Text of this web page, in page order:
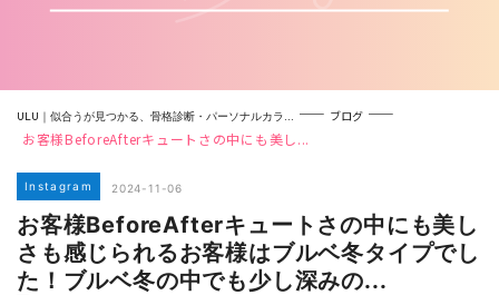
ULU｜似合うが見つかる、骨格診断・パーソナルカラ... ブログ
お客様BeforeAfterキュートさの中にも美し...
Instagram 2024-11-06
お客様BeforeAfterキュートさの中にも美し
さも感じられるお客様はブルベ冬タイプでし
た！ブルベ冬の中でも少し深みの...